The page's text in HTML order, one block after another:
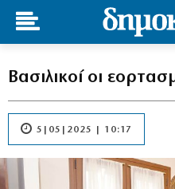
Βασιλικοί οι
5|05|2025 | 10:17